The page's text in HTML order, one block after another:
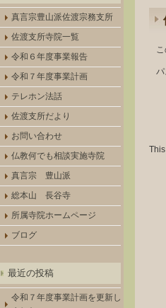
真言宗豊山派佐渡宗務支所
佐渡支所寺院一覧
令和６年度事業報告
令和７年度事業計画
テレホン法話
佐渡支所だより
お問い合わせ
仏教何でも相談実施寺院
真言宗 豊山派
総本山 長谷寺
所属寺院ホームページ
ブログ
最近の投稿
令和７年度事業計画を更新し